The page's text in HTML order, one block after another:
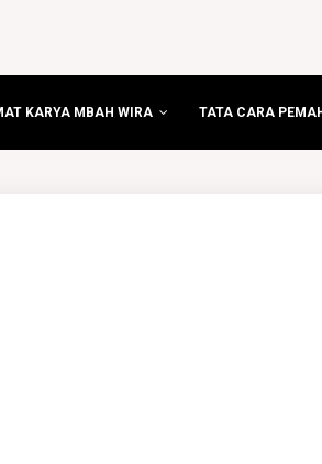
KARYA MBAH WIRA TATA CARA